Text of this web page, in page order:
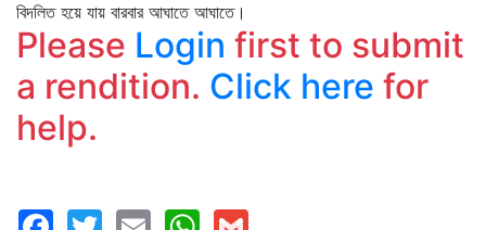
বিদলিত হয়ে যায় বারবার আঘাতে আঘাতে।
Please Login first to submit
a rendition. Click here for
help.